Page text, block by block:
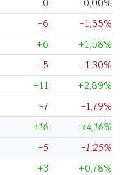
0
0,00%
-6
-1,55%
+6
+1,58%
-5
-1,30%
+11
+2,89%
-7
-1,79%
+16
+4,16%
-5
-1,25%
+3
+0,78%